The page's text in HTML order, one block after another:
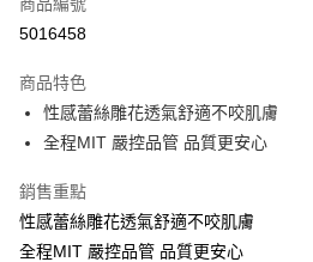
超商取貨付款
ATM付款
全家取貨付款
每筆NT$60，滿NT$999(含以上)免運費
5016458
商品特色
性感蕾絲雕花透氣舒適不咬肌膚
全程MIT 嚴控品管 品質更安心
銷售重點
性感蕾絲雕花透氣舒適不咬肌膚
全程MIT 嚴控品管 品質更安心